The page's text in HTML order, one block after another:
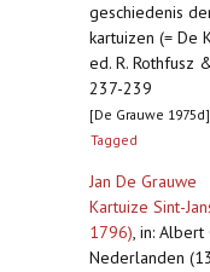
geschiedenis
kartuizen (= De
ed. R. Rothfusz
237-239
[De Grauwe 1975d]
Tagged
Jan De Grauwe
Kartuize Sint-
1796), in: Albert
Nederlanden